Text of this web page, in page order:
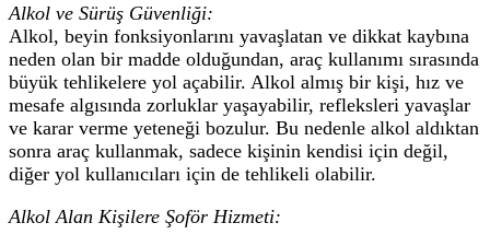
Alkol ve Sürüş Güvenliği:
Alkol, beyin fonksiyonlarını yavaşlatan ve dikkat kaybına
neden olan bir madde olduğundan, araç kullanımı sırasında
büyük tehlikelere yol açabilir. Alkol almış bir kişi, hız ve
mesafe algısında zorluklar yaşayabilir, refleksleri yavaşlar
ve karar verme yeteneği bozulur. Bu nedenle alkol aldıktan
sonra araç kullanmak, sadece kişinin kendisi için değil,
diğer yol kullanıcıları için de tehlikeli olabilir.
Alkol Alan Kişilere Şoför Hizmeti: